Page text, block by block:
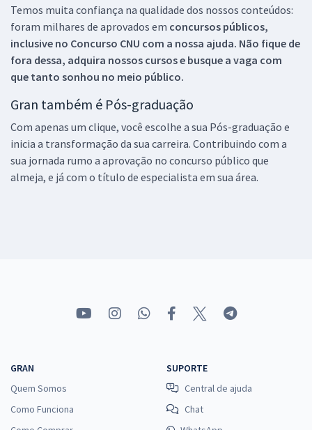
Temos muita confiança na qualidade dos nossos conteúdos:
foram milhares de aprovados em concursos públicos,
inclusive no Concurso CNU com a nossa ajuda. Não fique de
fora dessa, adquira nossos cursos e busque a vaga com
que tanto sonhou no meio público.
Gran também é Pós-graduação
Com apenas um clique, você escolhe a sua Pós-graduação e
inicia a transformação da sua carreira. Contribuindo com a
sua jornada rumo a aprovação no concurso público que
almeja, e já com o título de especialista em sua área.
GRAN
Quem Somos
Como Funciona
SUPORTE
Central de ajuda
Chat